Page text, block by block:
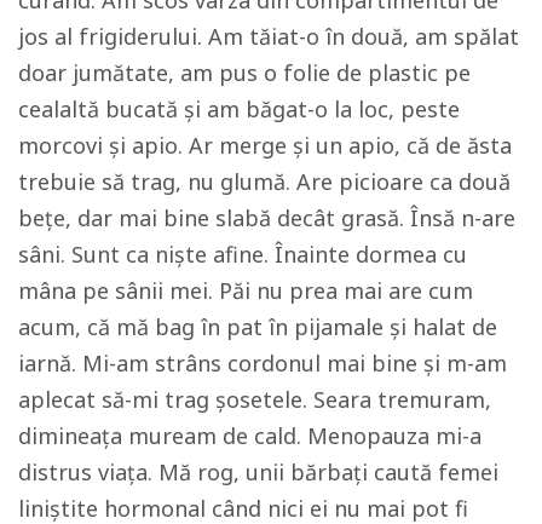
jos al frigiderului. Am tăiat-o în două, am spălat
doar jumătate, am pus o folie de plastic pe
cealaltă bucată și am băgat-o la loc, peste
morcovi și apio. Ar merge și un apio, că de ăsta
trebuie să trag, nu glumă. Are picioare ca două
bețe, dar mai bine slabă decât grasă. Însă n-are
sâni. Sunt ca niște afine. Înainte dormea cu
mâna pe sânii mei. Păi nu prea mai are cum
acum, că mă bag în pat în pijamale și halat de
iarnă. Mi-am strâns cordonul mai bine și m-am
aplecat să-mi trag șosetele. Seara tremuram,
dimineața muream de cald. Menopauza mi-a
distrus viața. Mă rog, unii bărbați caută femei
liniștite hormonal când nici ei nu mai pot fi